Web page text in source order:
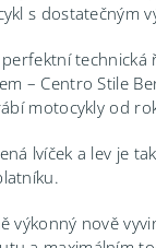
s dostatečným
technická
– Centro Stile
motocykly od
lvíček a lev je
výkonný nově